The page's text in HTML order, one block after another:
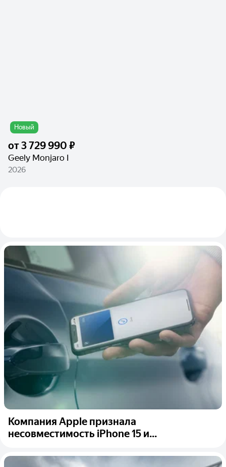
Новый
от3 729 990 ₽
Geely Monjaro I
2026
Компания Apple признала
несовместимость iPhone 15 и...